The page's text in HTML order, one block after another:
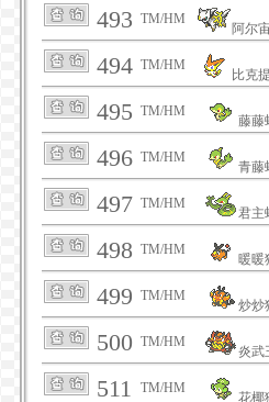
493 TM/HM
阿尔
494 TM/HM
比克
495 TM/HM
藤藤
496 TM/HM
青藤
497 TM/HM
君主
498 TM/HM
暖暖
499 TM/HM
炒炒
500 TM/HM
炎武
511 TM/HM
花椰